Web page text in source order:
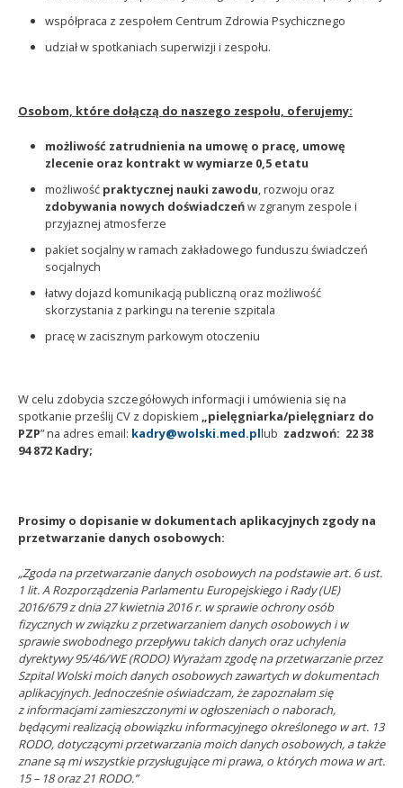
współpraca z zespołem Centrum Zdrowia Psychicznego
udział w spotkaniach superwizji i zespołu.
Osobom, które dołączą do naszego zespołu, oferujemy:
możliwość zatrudnienia na umowę o pracę, umowę
zlecenie oraz kontrakt w wymiarze 0,5 etatu
możliwość praktycznej nauki zawodu , rozwoju oraz
zdobywania nowych doświadczeńw zgranym zespole i
przyjaznej atmosferze
pakiet socjalny w ramach zakładowego funduszu świadczeń
socjalnych
łatwy dojazd komunikacją publiczną oraz możliwość
skorzystania z parkingu na terenie szpitala
pracę w zacisznym parkowym otoczeniu
W celu zdobycia szczegółowych informacji i umówienia się na
spotkanie prześlij CV z dopiskiem „pielęgniarka/pielęgniarz do
PZP” na adres email: kadry@wolski.med.pllub zadzwoń: 22 38
94 872 Kadry;
Prosimy o dopisanie w dokumentach aplikacyjnych zgody na
przetwarzanie danych osobowych:
„Zgoda na przetwarzanie danych osobowych na podstawie art. 6 ust.
1 lit. A Rozporządzenia Parlamentu Europejskiego i Rady (UE)
2016/679 z dnia 27 kwietnia 2016 r. w sprawie ochrony osób
fizycznych w związku z przetwarzaniem danych osobowych i w
sprawie swobodnego przepływu takich danych oraz uchylenia
dyrektywy 95/46/WE (RODO) Wyrażam zgodę na przetwarzanie przez
Szpital Wolski moich danych osobowych zawartych w dokumentach
aplikacyjnych. Jednocześnie oświadczam, że zapoznałam się
z informacjami zamieszczonymi w ogłoszeniach o naborach,
będącymi realizacją obowiązku informacyjnego określonego w art. 13
RODO, dotyczącymi przetwarzania moich danych osobowych, a także
znane są mi wszystkie przysługujące mi prawa, o których mowa w art.
15 – 18 oraz 21 RODO.”